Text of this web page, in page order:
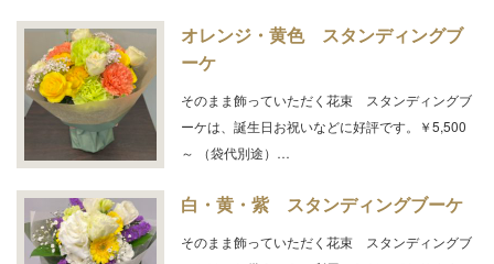
オレンジ・黄色 スタンディングブ
ーケ
そのまま飾っていただく花束 スタンディングブ
ーケは、誕生日お祝いなどに好評です。￥5,500
～ （袋代別途）…
白・黄・紫 スタンディングブーケ
そのまま飾っていただく花束 スタンディングブ